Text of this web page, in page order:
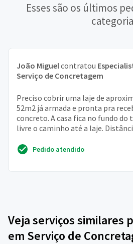
Esses são os últimos
categoria
João Miguelcontratou
Serviço de Concretagem
Preciso cobrir uma laje de
52m2 já armada e pronta pra
concreto. A casa fica no fundo do
livre o caminho até a laje.
Pedido atendido
Veja serviços similares
em Serviço de